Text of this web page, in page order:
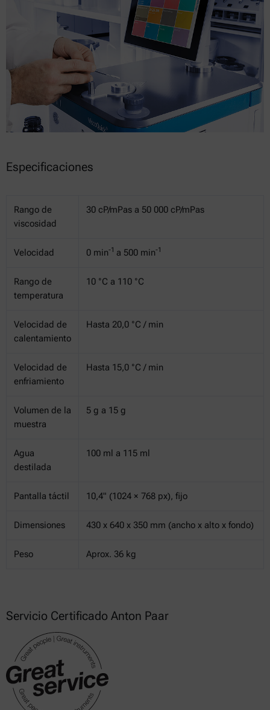
Especificaciones
Rango de
viscosidad
30 cP/mPas a 50 000 cP/mPas
Velocidad 0 min-1 a 500 min-1
Rango de
temperatura
10 °C a 110 °C
Velocidad de
calentamiento
Hasta 20,0 °C / min
Velocidad de
enfriamiento
Hasta 15,0 °C / min
Volumen de la
muestra
5 g a 15 g
Agua
destilada
100 ml a 115 ml
Pantalla táctil 10,4" (1024 × 768 px), fijo
Dimensiones 430 x 640 x 350 mm (ancho x alto x fondo)
Peso Aprox. 36 kg
Servicio Certificado Anton Paar